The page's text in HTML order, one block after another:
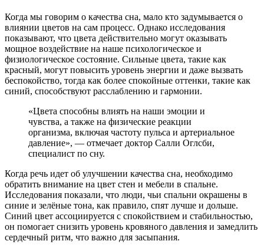
Когда мы говорим о качества сна, мало кто задумывается о
влиянии цветов на сам процесс. Однако исследования
показывают, что цвета действительно могут оказывать
мощное воздействие на наше психологическое и
физиологическое состояние. Сильные цвета, такие как
красный, могут повысить уровень энергии и даже вызвать
беспокойство, тогда как более спокойные оттенки, такие как
синий, способствуют расслаблению и гармонии.
«Цвета способны влиять на наши эмоции и
чувства, а также на физические реакции
организма, включая частоту пульса и артериальное
давление», — отмечает доктор Салли Оглсби,
специалист по сну.
Когда речь идет об улучшении качества сна, необходимо
обратить внимание на цвет стен и мебели в спальне.
Исследования показали, что люди, чьи спальни окрашены в
синие и зелёные тона, как правило, спят лучше и дольше.
Синий цвет ассоциируется с спокойствием и стабильностью,
он помогает снизить уровень кровяного давления и замедлить
сердечный ритм, что важно для засыпания.